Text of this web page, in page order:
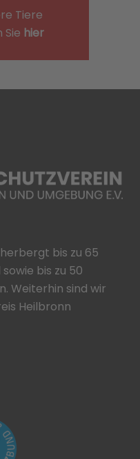
Tiere
Sie hier
bis zu 65
bis zu 50
Weiterhin sind wir
Heilbronn